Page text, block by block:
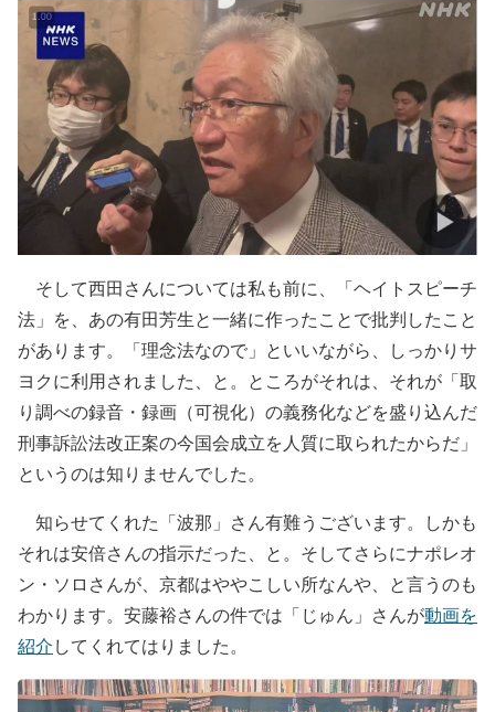
そして西田さんについては私も前に、「ヘイトスピーチ
法」を、あの有田芳生と一緒に作ったことで批判したこと
があります。「理念法なので」といいながら、しっかりサ
ヨクに利用されました、と。ところがそれは、それが「取
り調べの録音・録画（可視化）の義務化などを盛り込んだ
刑事訴訟法改正案の今国会成立を人質に取られたからだ」
というのは知りませんでした。
知らせてくれた「波那」さん有難うございます。しかも
それは安倍さんの指示だった、と。そしてさらにナポレオ
ン・ソロさんが、京都はややこしい所なんや、と言うのも
わかります。安藤裕さんの件では「じゅん」さんが動画を
紹介してくれてはりました。